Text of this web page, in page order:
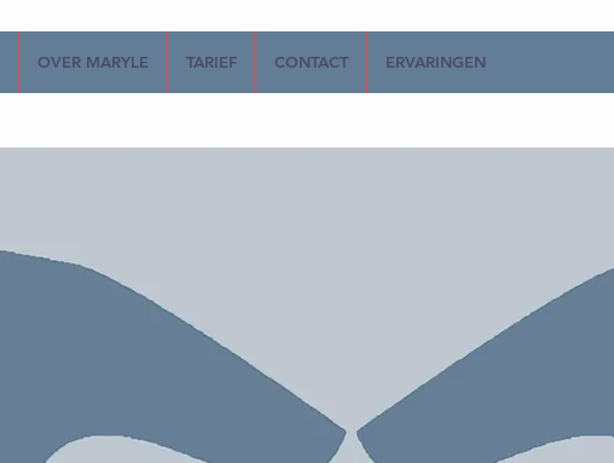
OVER MARYLE TARIEF CONTACT ERVARINGEN